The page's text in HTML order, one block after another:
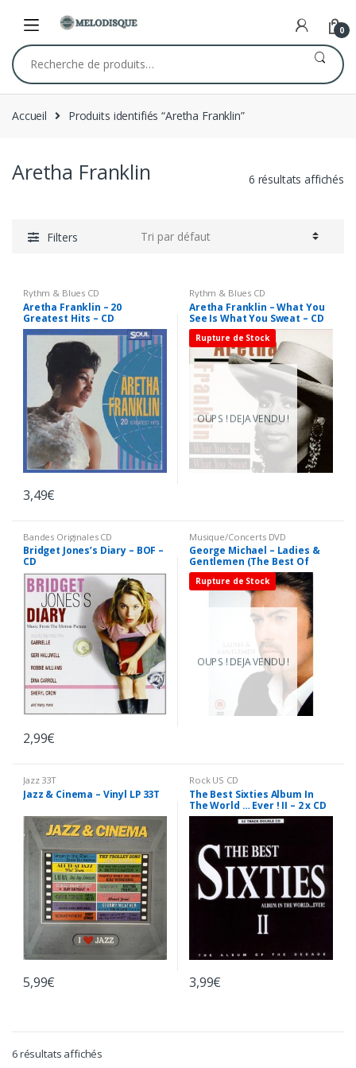
navigation
content
0
Recherche
pour :
Accueil Produits identifiés “Aretha Franklin”
Aretha Franklin 6 résultats affichés
Filters
Rythm & Blues CD
Aretha Franklin – 20
Greatest Hits – CD
3,49€
Rythm & Blues CD
Aretha Franklin – What You
See Is What You Sweat – CD
Rupture de Stock
OUPS ! DEJA VENDU !
Bandes Originales CD
Bridget Jones’s Diary – BOF –
CD
2,99€
Musique/Concerts DVD
George Michael – Ladies &
Gentlemen (The Best Of
George Michael) – DVD
Rupture de Stock
OUPS ! DEJA VENDU !
Jazz 33T
Jazz & Cinema – Vinyl LP 33T
5,99€
Rock US CD
The Best Sixties Album In
The World … Ever ! II – 2 x CD
3,99€
6 résultats affichés